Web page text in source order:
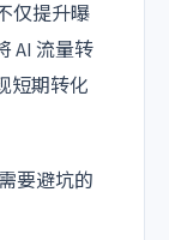
仅提升曝
AI 流量转
短期转化
要避坑的